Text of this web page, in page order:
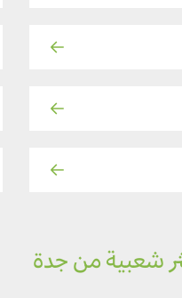
شعبية من جدة